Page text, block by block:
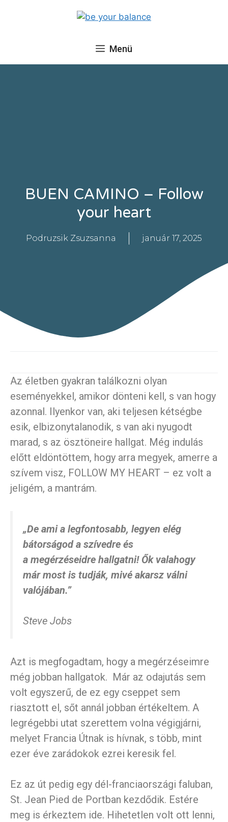
Menü
BUEN CAMINO – Follow
your heart
Podruzsik Zsuzsanna január 17, 2025
Az életben gyakran találkozni olyan
eseményekkel, amikor dönteni kell, s van hogy
azonnal. Ilyenkor van, aki teljesen kétségbe
esik, elbizonytalanodik, s van aki nyugodt
marad, s az ösztöneire hallgat. Még indulás
előtt eldöntöttem, hogy arra megyek, amerre a
szívem visz, FOLLOW MY HEART – ez volt a
jeligém, a mantrám.
„De ami a legfontosabb, legyen elég
bátorságod a szívedre és
a megérzéseidre hallgatni! Ők valahogy
már most is tudják, mivé akarsz válni
valójában.”
Steve Jobs
Azt is megfogadtam, hogy a megérzéseimre
még jobban hallgatok. Már az odajutás sem
volt egyszerű, de ez egy cseppet sem
riasztott el, sőt annál jobban értékeltem. A
legrégebbi utat szerettem volna végigjárni,
melyet Francia Útnak is hívnak, s több, mint
ezer éve zarádokok ezrei keresik fel.
Ez az út pedig egy dél-franciaországi faluban,
St. Jean Pied de Portban kezdődik. Estére
meg is érkeztem ide. Hihetetlen volt ott lenni,